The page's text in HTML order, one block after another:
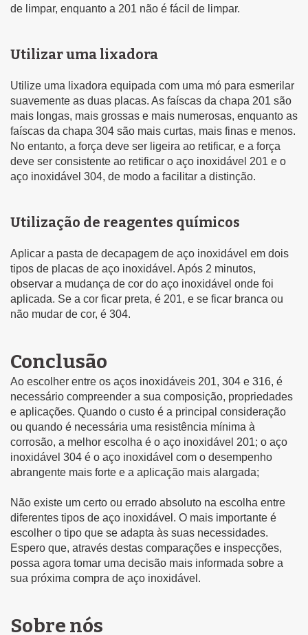
de limpar, enquanto a 201 não é fácil de limpar.
Utilizar uma lixadora
Utilize uma lixadora equipada com uma mó para esmerilar
suavemente as duas placas. As faíscas da chapa 201 são
mais longas, mais grossas e mais numerosas, enquanto as
faíscas da chapa 304 são mais curtas, mais finas e menos.
No entanto, a força deve ser ligeira ao retificar, e a força
deve ser consistente ao retificar o aço inoxidável 201 e o
aço inoxidável 304, de modo a facilitar a distinção.
Utilização de reagentes químicos
Aplicar a pasta de decapagem de aço inoxidável em dois
tipos de placas de aço inoxidável. Após 2 minutos,
observar a mudança de cor do aço inoxidável onde foi
aplicada. Se a cor ficar preta, é 201, e se ficar branca ou
não mudar de cor, é 304.
Conclusão
Ao escolher entre os aços inoxidáveis 201, 304 e 316, é
necessário compreender a sua composição, propriedades
e aplicações. Quando o custo é a principal consideração
ou quando é necessária uma resistência mínima à
corrosão, a melhor escolha é o aço inoxidável 201; o aço
inoxidável 304 é o aço inoxidável com o desempenho
abrangente mais forte e a aplicação mais alargada;
Não existe um certo ou errado absoluto na escolha entre
diferentes tipos de aço inoxidável. O mais importante é
escolher o tipo que se adapta às suas necessidades.
Espero que, através destas comparações e inspecções,
possa agora tomar uma decisão mais informada sobre a
sua próxima compra de aço inoxidável.
Sobre nós